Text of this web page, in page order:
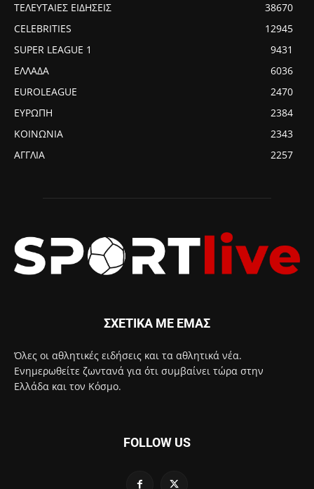
ΤΕΛΕΥΤΑΙΕΣ ΕΙΔΗΣΕΙΣ
38670
CELEBRITIES
12945
SUPER LEAGUE 1
9431
ΕΛΛΑΔΑ
6036
EUROLEAGUE
2470
ΕΥΡΩΠΗ
2384
ΚΟΙΝΩΝΙΑ
2343
ΑΓΓΛΙΑ
2257
ΣΧΕΤΙΚΑ ΜΕ ΕΜΑΣ
Όλες οι αθλητικές ειδήσεις και τα αθλητικά νέα.
Ενημερωθείτε ζωντανά για ότι συμβαίνει τώρα στην
Ελλάδα και τον Κόσμο.
FOLLOW US